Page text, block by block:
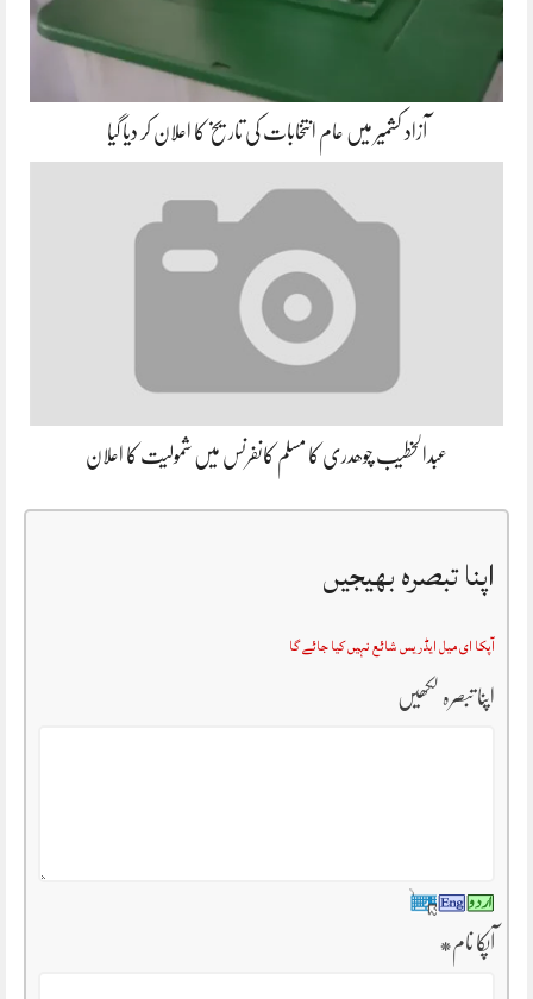
آزاد کشمیر میں عام انتخابات کی تاریخ کا اعلان کر دیا گیا
عبدالخطیب چوھدری کا مسلم کانفرنس میں شمولیت کا اعلان
اپنا تبصرہ بھیجیں
آپکا ای میل ایڈریس شائع نہیں کیا جائے گا
اپنا تبصرہ لکھیں
آپکا نام*